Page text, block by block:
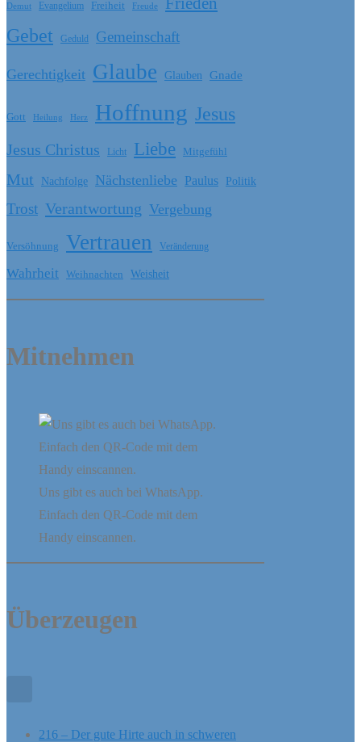
Demut Evangelium Freiheit Freude
Gebet Geduld Gemeinschaft
Gerechtigkeit Glaube Glauben Gnade
Gott Heilung Herz Hoffnung Jesus
Jesus Christus Licht Liebe Mitgefühl
Mut Nachfolge Nächstenliebe Paulus Politik
Trost Verantwortung Vergebung
Versöhnung Vertrauen Veränderung
Wahrheit Weihnachten Weisheit
Mitnehmen
Uns gibt es auch bei WhatsApp.
Einfach den QR-Code mit dem
Handy einscannen.
Überzeugen
216 – Der gute Hirte auch in schweren